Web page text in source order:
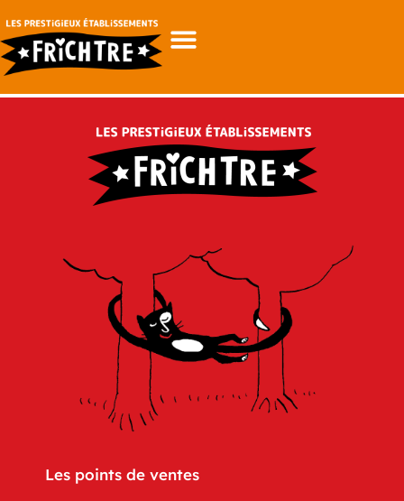
Les points de ventes